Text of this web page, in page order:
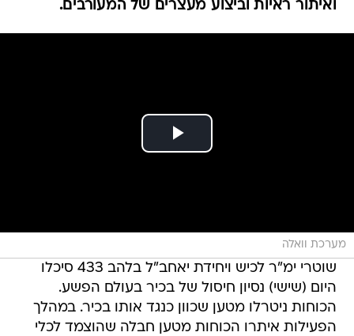
שוטרי ימ"ר לכיש ויחידת יאחב"ל בלהב 433 סיכלו
היום (שישי) נסיון חיסול של בכיר בעולם הפשע.
הכוחות ניטרלו מטען שכוון כנגד אותו בכיר. במהלך
הפעילות איתרו הכוחות מטען חבלה שהוצמד לכלי
רכב, והוא נוטרל על-ידי חבלני מרחב לכיש ללא
נפגעים וללא נזק.